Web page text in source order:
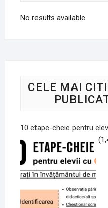
No results available
CELE MAI
10 etape-cheie pentru